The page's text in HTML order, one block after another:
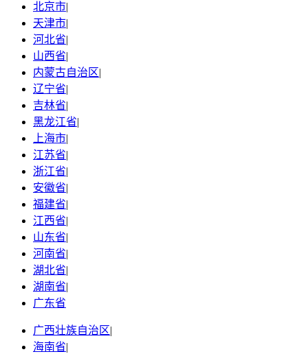
北京市|
天津市|
河北省|
山西省|
内蒙古自治区|
辽宁省|
吉林省|
黑龙江省|
上海市|
江苏省|
浙江省|
安徽省|
福建省|
江西省|
山东省|
河南省|
湖北省|
湖南省|
广东省
广西壮族自治区|
海南省|